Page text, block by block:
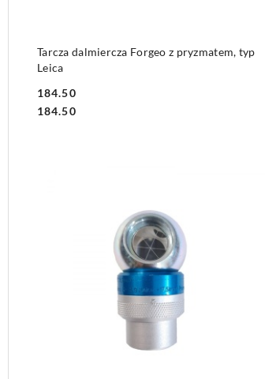
Tarcza dalmiercza Forgeo z pryzmatem, typ
Leica
Cena:
184.50
Cena:
184.50